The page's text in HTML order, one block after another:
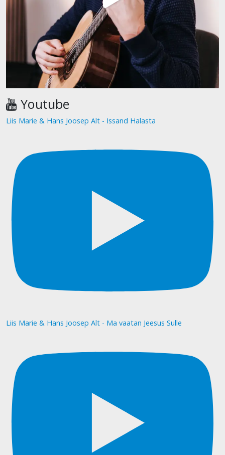
Youtube
Liis Marie & Hans Joosep Alt - Issand Halasta
Liis Marie & Hans Joosep Alt - Ma vaatan Jeesus Sulle